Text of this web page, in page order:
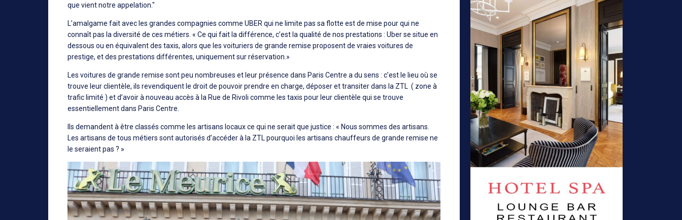
que vient notre appelation."
L’amalgame fait avec les grandes compagnies comme UBER qui ne limite pas sa flotte est de mise pour qui ne
connaît pas la diversité de ces métiers. « Ce qui fait la différence, c’est la qualité de nos prestations : Uber se situe en
dessous ou en équivalent des taxis, alors que les voituriers de grande remise proposent de vraies voitures de
prestige, et des prestations différentes, uniquement sur réservation.»
Les voitures de grande remise sont peu nombreuses et leur présence dans Paris Centre a du sens : c’est le lieu où se
trouve leur clientèle, ils revendiquent le droit de pouvoir prendre en charge, déposer et transiter dans la ZTL ( zone à
trafic limité ) et d’avoir à nouveau accès à la Rue de Rivoli comme les taxis pour leur clientèle qui se trouve
essentiellement dans Paris Centre.
Ils demandent à être classés comme les artisans locaux ce qui ne serait que justice : « Nous sommes des artisans.
Les artisans de tous métiers sont autorisés d’accéder à la ZTL pourquoi les artisans chauffeurs de grande remise ne
le seraient pas ? »